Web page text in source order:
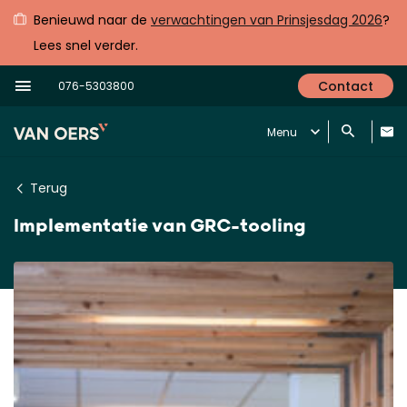
Benieuwd naar de verwachtingen van Prinsjesdag 2026?
Lees snel verder.
076-5303800 Contact
Menu
Terug
Implementatie van GRC-tooling